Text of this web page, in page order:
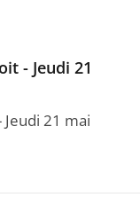
- Jeudi 21
21 mai